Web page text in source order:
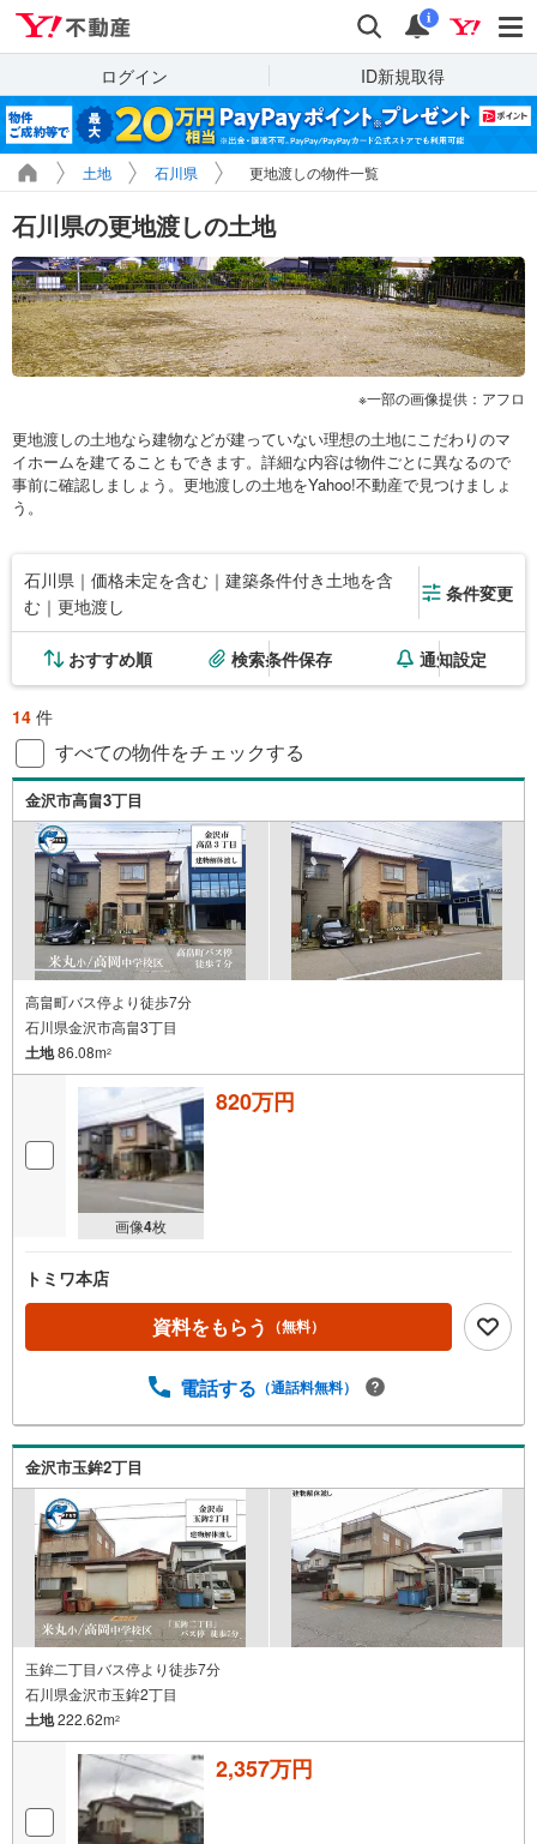
検索 通知
i
ログイン ID新規取得
土地 石川県 更地渡しの物件一覧
石川県の更地渡しの土地
一部の画像提供：アフロ
更地渡しの土地なら建物などが建っていない理想の土地にこだわりのマ
イホームを建てることもできます。詳細な内容は物件ごとに異なるので
事前に確認しましょう。更地渡しの土地をYahoo!不動産で見つけましょ
う。
石川県｜価格未定を含む｜建築条件付き土地を含
む｜更地渡し
条件変更
おすすめ順 検索条件保存 通知設定
14 件
すべての物件をチェックする
金沢市高畠3丁目
高畠町バス停より徒歩7分
石川県金沢市高畠3丁目
土地86.08m2
画像4枚
820万円
トミワ本店
資料をもらう （無料）
電話する （通話料無料）
金沢市玉鉾2丁目
玉鉾二丁目バス停より徒歩7分
石川県金沢市玉鉾2丁目
土地222.62m2
2,357万円